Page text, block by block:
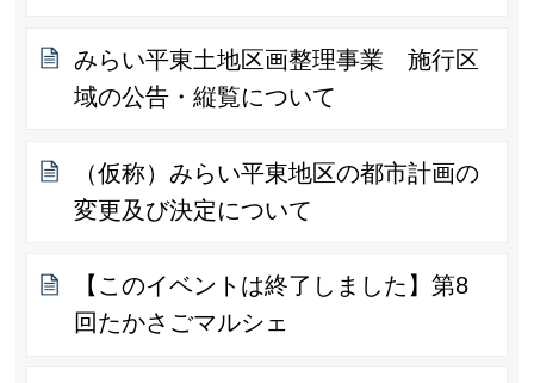
みらい平東土地区画整理事業 施行区
域の公告・縦覧について
（仮称）みらい平東地区の都市計画の
変更及び決定について
【このイベントは終了しました】第8
回たかさごマルシェ